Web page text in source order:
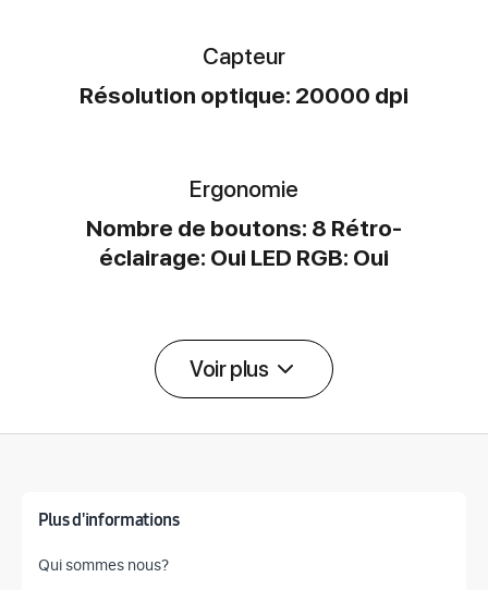
Capteur
Résolution optique: 20000 dpi
Ergonomie
Nombre de boutons: 8 Rétro-
éclairage: Oui LED RGB: Oui
Voir plus
Plus d'informations
Qui sommes nous?